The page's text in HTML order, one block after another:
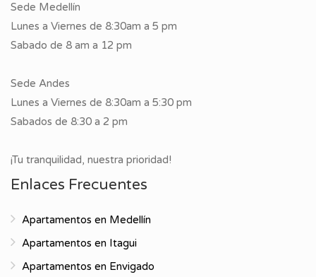
Sede Medellín
Lunes a Viernes de 8:30am a 5 pm
Sabado de 8 am a 12 pm
Sede Andes
Lunes a Viernes de 8:30am a 5:30 pm
Sabados de 8:30 a 2 pm
¡Tu tranquilidad, nuestra prioridad!
Enlaces Frecuentes
Apartamentos en Medellín
Apartamentos en Itagui
Apartamentos en Envigado